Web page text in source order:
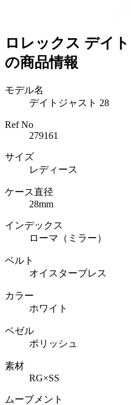
ロレックス デイ
の商品情報
モデル名
デイトジャスト 28
Ref No
279161
サイズ
レディース
ケース直径
28mm
インデックス
ローマ（ミラー）
ベルト
オイスターブレス
カラー
ホワイト
ベゼル
ポリッシュ
素材
RG×SS
ムーブメント